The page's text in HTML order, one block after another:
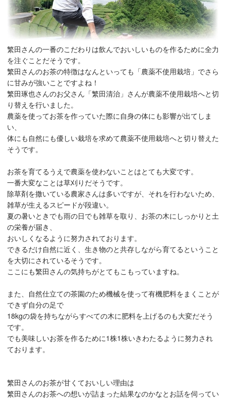
繁田さんの一番のこだわりは飲んでおいしいものを作るために全力
を注ぐことだそうです。
繁田さんのお茶の特徴はなんといっても「農薬不使用栽培」でさら
に甘みが強いことですよね！
繁田琢也さんのお父さん「繁田清治」さんが農薬不使用栽培へと切
り替えを行いました。
農薬を使ってお茶を作っていた際に自身の体にも影響が出てしま
い、
体にも自然にも優しい栽培を求めて農薬不使用栽培へと切り替えた
そうです。
お茶を育てるうえで農薬を使わないことはとても大変です。
一番大変なことは草刈りだそうです。
除草剤を撒いている農家さんは多いですが、それを行わないため、
雑草が生えるスピードが段違い。
夏の暑いときでも雨の日でも雑草を取り、お茶の木にしっかりと土
の栄養が届き、
おいしくなるように努力されております。
できるだけ自然に近く、生き物のと共存しながら育てるということ
を大切にされているそうです。
ここにも繁田さんの気持ちがとてもこもっていますね。
また、自然仕立ての茶園のため機械を使って有機肥料をまくことが
できず自分の足で
18kgの袋を持ちながらすべての木に肥料を上げるのも大変だそう
です。
でも美味しいお茶を作るために1株1株いきわたるように努力され
ております。
繁田さんのお茶が甘くておいしい理由は
繁田さんのお茶への想いが詰まった結果なのかなとお話を伺ってい